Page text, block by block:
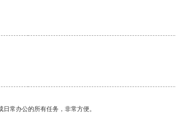
常办公的所有任务，非常方便。